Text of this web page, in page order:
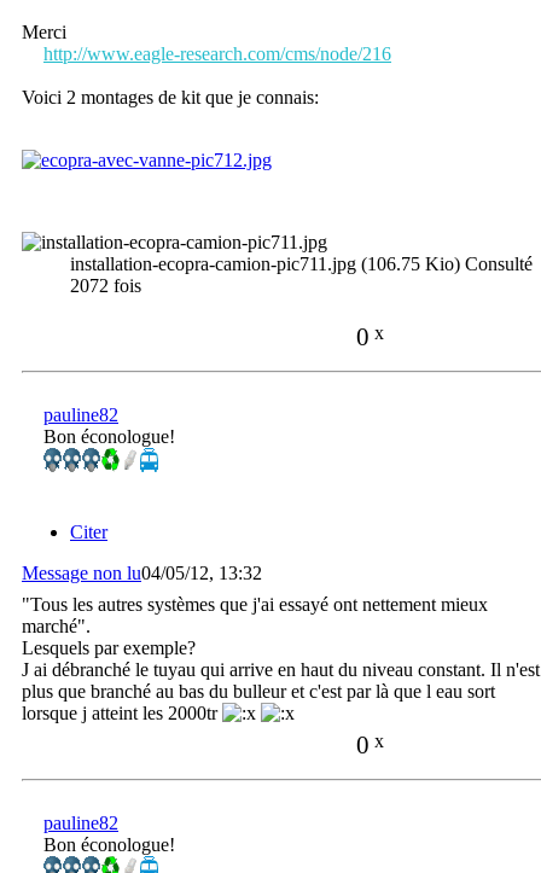
Merci
http://www.eagle-research.com/cms/node/216
Voici 2 montages de kit que je connais:
installation-ecopra-camion-pic711.jpg (106.75 Kio) Consulté
2072 fois
0 x
pauline82
Bon éconologue!
Citer
Message non lu04/05/12, 13:32
"Tous les autres systèmes que j'ai essayé ont nettement mieux
marché".
Lesquels par exemple?
J ai débranché le tuyau qui arrive en haut du niveau constant. Il n'est
plus que branché au bas du bulleur et c'est par là que l eau sort
lorsque j atteint les 2000tr
0 x
pauline82
Bon éconologue!